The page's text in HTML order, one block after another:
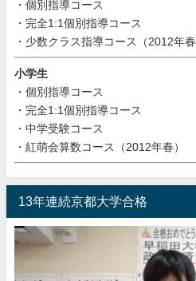
・個別指導コース
・完全1:1個別指導コース
・少数クラス指導コース（2012年春
小学生
・個別指導コース
・完全1:1個別指導コース
・中学受験コース
・紅萌会算数コース（2012年春）
13年連続京都大学合格